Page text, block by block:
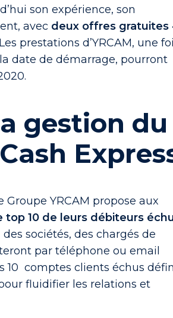
son expérience, son
avec deux offres gratuites
Les prestations d’YRCAM, une
date de démarrage, pourront
gestion du
YRCAM propose aux
top 10 de leurs débiteurs
des sociétés, des chargés de
par téléphone ou email
10 comptes clients échus
fluidifier les relations et